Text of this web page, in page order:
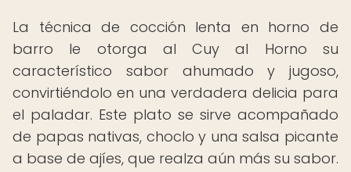
La técnica de cocción lenta en horno de
barro le otorga al Cuy al Horno su
característico sabor ahumado y jugoso,
convirtiéndolo en una verdadera delicia para
el paladar. Este plato se sirve acompañado
de papas nativas, choclo y una salsa picante
a base de ajíes, que realza aún más su sabor.